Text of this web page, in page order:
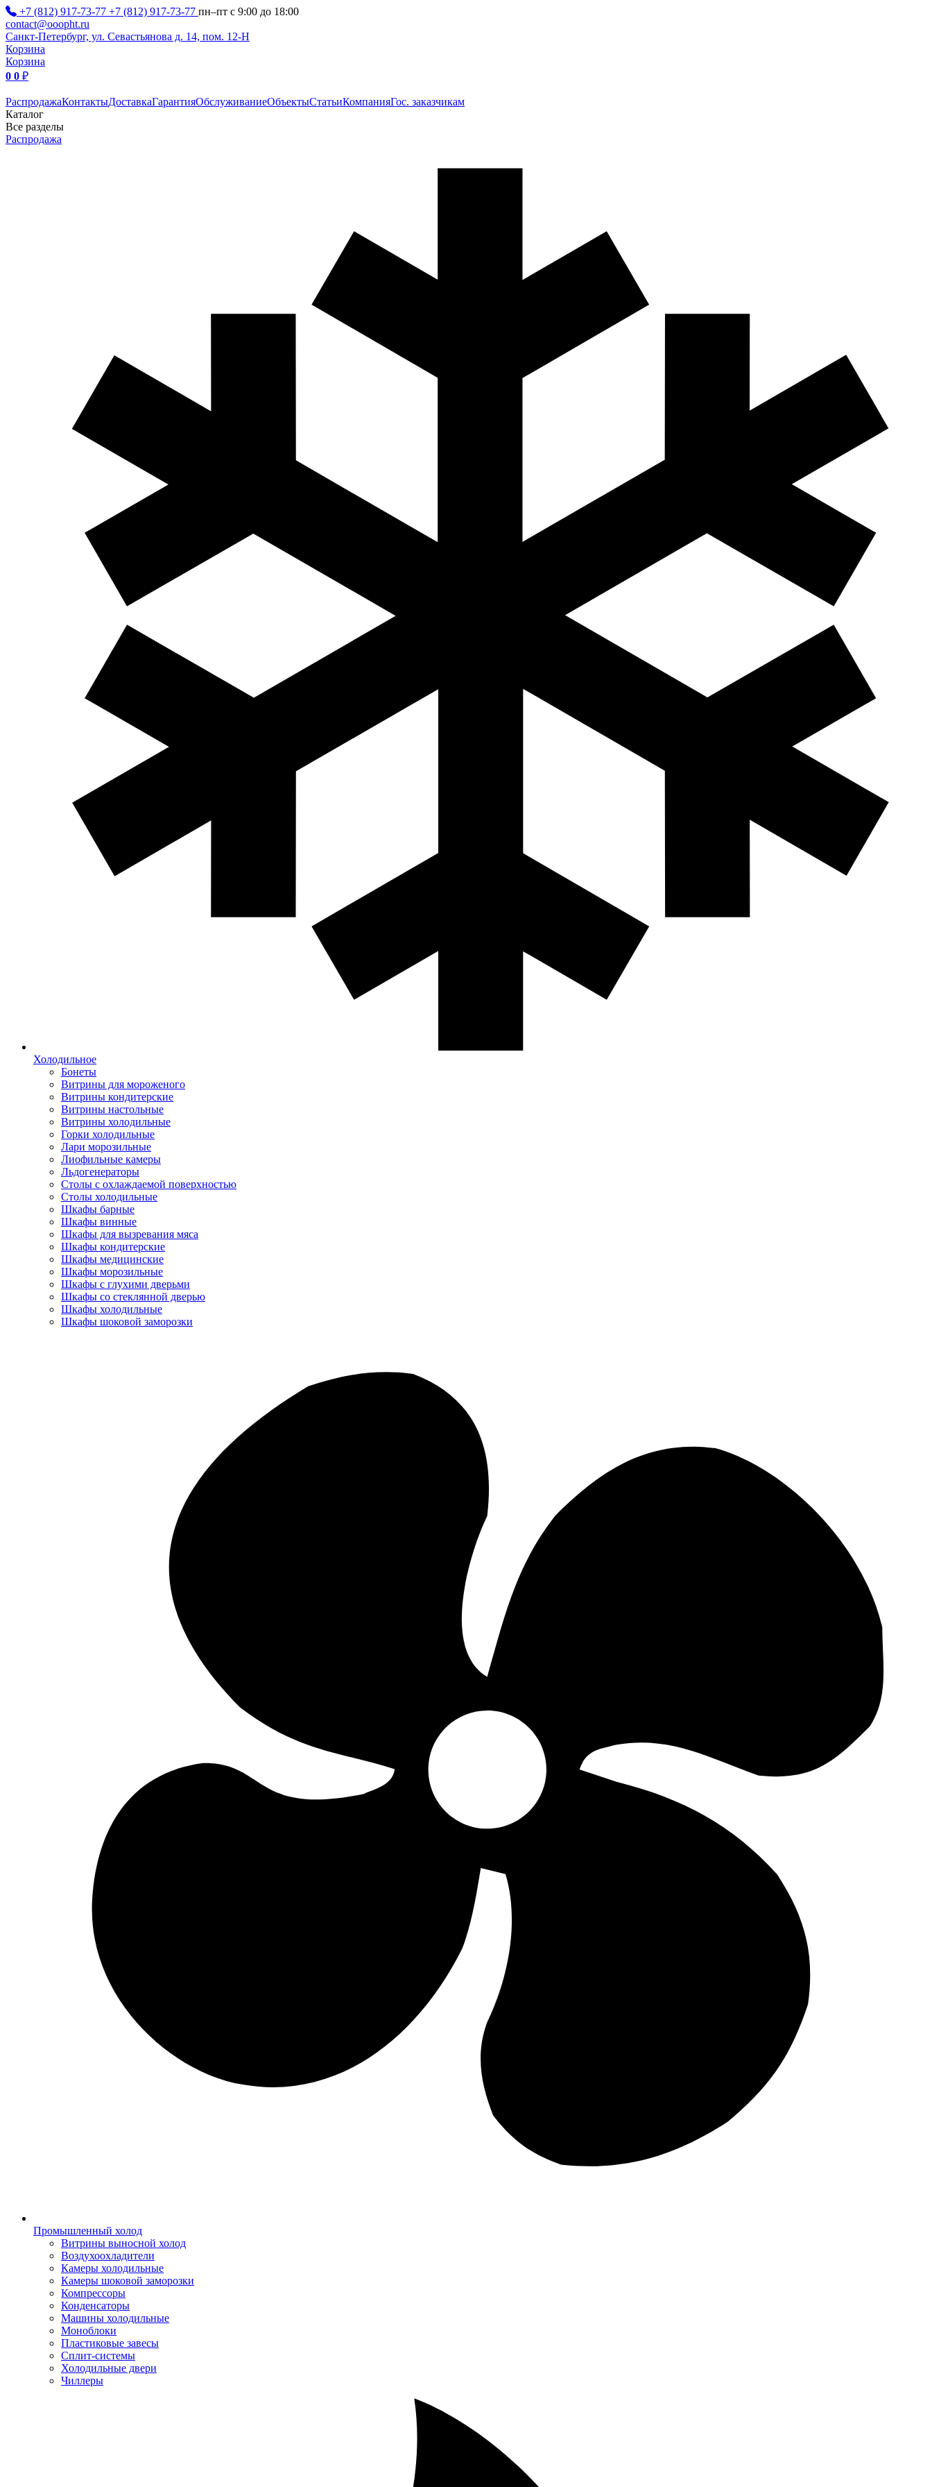
+7 (812) 917-73-77 +7 (812) 917-73-77 пн–пт с 9:00 до 18:00
contact@ooopht.ru
Санкт-Петербург, ул. Севастьянова д. 14, пом. 12-Н
Корзина
Корзина
0 0 ₽
РаспродажаКонтактыДоставкаГарантияОбслуживаниеОбъектыСтатьиКомпанияГос. заказчикам
Каталог
Все разделы
Распродажа
Холодильное
Бонеты
Витрины для мороженого
Витрины кондитерские
Витрины настольные
Витрины холодильные
Горки холодильные
Лари морозильные
Лиофильные камеры
Льдогенераторы
Столы с охлаждаемой поверхностью
Столы холодильные
Шкафы барные
Шкафы винные
Шкафы для вызревания мяса
Шкафы кондитерские
Шкафы медицинские
Шкафы морозильные
Шкафы с глухими дверьми
Шкафы со стеклянной дверью
Шкафы холодильные
Шкафы шоковой заморозки
Промышленный холод
Витрины выносной холод
Воздухоохладители
Камеры холодильные
Камеры шоковой заморозки
Компрессоры
Конденсаторы
Машины холодильные
Моноблоки
Пластиковые завесы
Сплит-системы
Холодильные двери
Чиллеры